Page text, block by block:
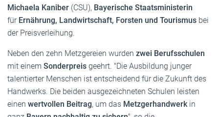
Michaela Kaniber (CSU), Bayerische Staatsministerin
für Ernährung, Landwirtschaft, Forsten und Tourismus bei
der Preisverleihung.
Neben den zehn Metzgereien wurden zwei Berufsschulen
mit einem Sonderpreis geehrt. "Die Ausbildung junger
talentierter Menschen ist entscheidend für die Zukunft des
Handwerks. Die beiden ausgezeichneten Schulen leisten
einen wertvollen Beitrag, um das Metzgerhandwerk in